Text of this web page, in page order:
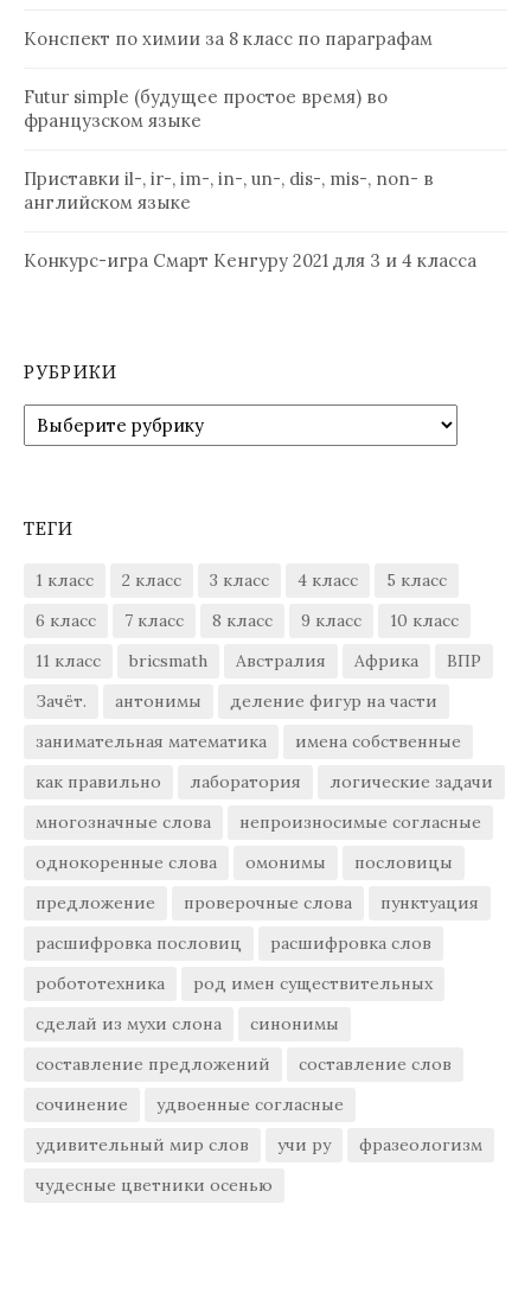
Конспект по химии за 8 класс по параграфам
Futur simple (будущее простое время) во
французском языке
Приставки il-, ir-, im-, in-, un-, dis-, mis-, non- в
английском языке
Конкурс-игра Смарт Кенгуру 2021 для 3 и 4 класса
РУБРИКИ
Рубрики
ТЕГИ
1 класс 2 класс 3 класс 4 класс
5 класс
6 класс
7 класс 8 класс 9 класс
10 класс
11 класс
bricsmath Австралия Африка
ВПР
Зачёт.
антонимы
деление фигур на части
занимательная математика
имена собственные
как правильно
лаборатория
логические задачи
многозначные слова
непроизносимые согласные
однокоренные слова
омонимы
пословицы
предложение
проверочные слова
пунктуация
расшифровка пословиц
расшифровка слов
робототехника
род имен существительных
сделай из мухи слона
синонимы
составление предложений
составление слов
сочинение
удвоенные согласные
удивительный мир слов
учи ру
фразеологизм
чудесные цветники осенью